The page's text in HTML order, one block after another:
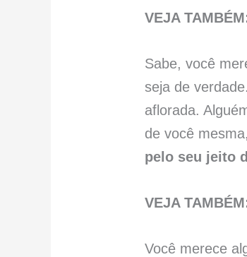
VEJA
Sabe, você
seja de
aflorada.
de você
pelo seu jeito
VEJA
Você merece